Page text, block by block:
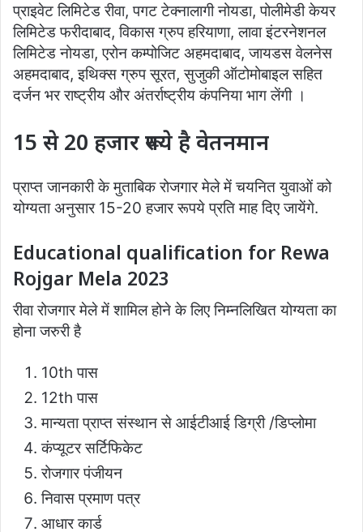
प्राइवेट लिमिटेड रीवा, पगट टेक्नालागी नोयडा, पोलीमेडी केयर
लिमिटेड फरीदाबाद, विकास ग्रुप हरियाणा, लावा इंटरनेशनल
लिमिटेड नोयडा, एरोन कम्पोजिट अहमदाबाद, जायडस वेलनेस
अहमदाबाद, इथिक्स ग्रुप सूरत, सुजुकी ऑटोमोबाइल सहित
दर्जन भर राष्ट्रीय और अंतर्राष्ट्रीय कंपनिया भाग लेंगी ।
15 से 20 हजार रूपये है वेतनमान
प्राप्त जानकारी के मुताबिक रोजगार मेले में चयनित युवाओं को
योग्यता अनुसार 15-20 हजार रूपये प्रति माह दिए जायेंगे.
Educational qualification for Rewa
Rojgar Mela 2023
रीवा रोजगार मेले में शामिल होने के लिए निम्नलिखित योग्यता का
होना जरुरी है
10th पास
12th पास
मान्यता प्राप्त संस्थान से आईटीआई डिग्री /डिप्लोमा
कंप्यूटर सर्टिफिकेट
रोजगार पंजीयन
निवास प्रमाण पत्र
आधार कार्ड